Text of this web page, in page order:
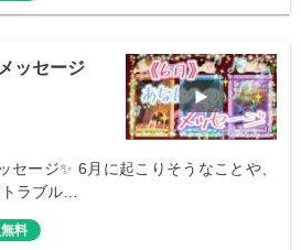
ッセージ
セージ✨ 6月に起こりそうなことや、
ラブル…
料